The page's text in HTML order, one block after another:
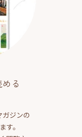
る
ジンの
す。